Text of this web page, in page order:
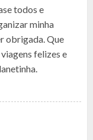
todos e
minha
obrigada. Que
felizes e